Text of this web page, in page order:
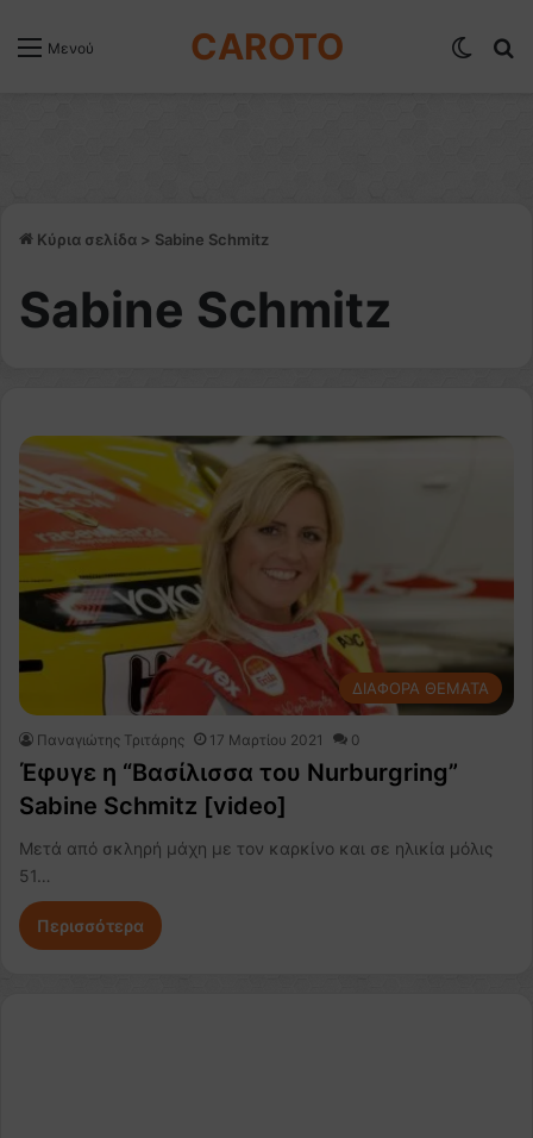
Μενού CAROTO
Κύρια σελίδα > Sabine Schmitz
Sabine Schmitz
ΔΙΑΦΟΡΑ ΘΕΜΑΤΑ
Παναγιώτης Τριτάρης 17 Μαρτίου 2021 0
Έφυγε η “Βασίλισσα του Nurburgring”
Sabine Schmitz [video]
Mετά από σκληρή μάχη με τον καρκίνο και σε ηλικία μόλις
51…
Περισσότερα